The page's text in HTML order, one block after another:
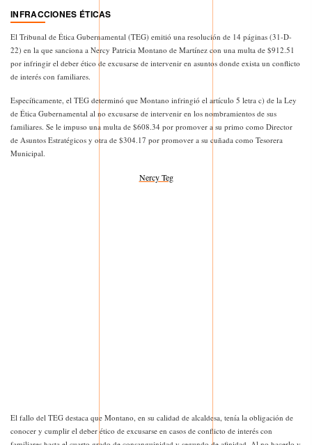
INFRACCIONES ÉTICAS
El Tribunal de Ética Gubernamental (TEG) emitió una resolución de 14 páginas (31-D-
22) en la que sanciona a Nercy Patricia Montano de Martínez con una multa de $912.51
por infringir el deber ético de excusarse de intervenir en asuntos donde exista un conflicto
de interés con familiares.
Específicamente, el TEG determinó que Montano infringió el artículo 5 letra c) de la Ley
de Ética Gubernamental al no excusarse de intervenir en los nombramientos de sus
familiares. Se le impuso una multa de $608.34 por promover a su primo como Director
de Asuntos Estratégicos y otra de $304.17 por promover a su cuñada como Tesorera
Municipal.
Nercy Teg
El fallo del TEG destaca que Montano, en su calidad de alcaldesa, tenía la obligación de
conocer y cumplir el deber ético de excusarse en casos de conflicto de interés con